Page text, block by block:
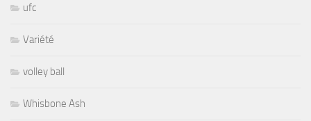
ufc
Variété
volley ball
Whisbone Ash